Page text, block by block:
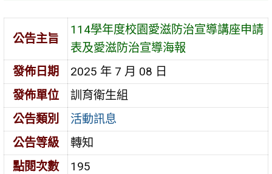
公告主旨
114學年度校園愛滋防治宣導講座申請
表及愛滋防治宣導海報
發佈日期
2025 年 7 月 08 日
發佈單位
訓育衛生組
公告類別
活動訊息
公告等級
轉知
點閱次數
195